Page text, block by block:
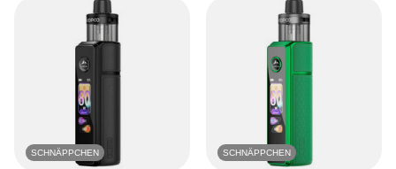
SCHNÄPPCHEN SCHNÄPPCHEN